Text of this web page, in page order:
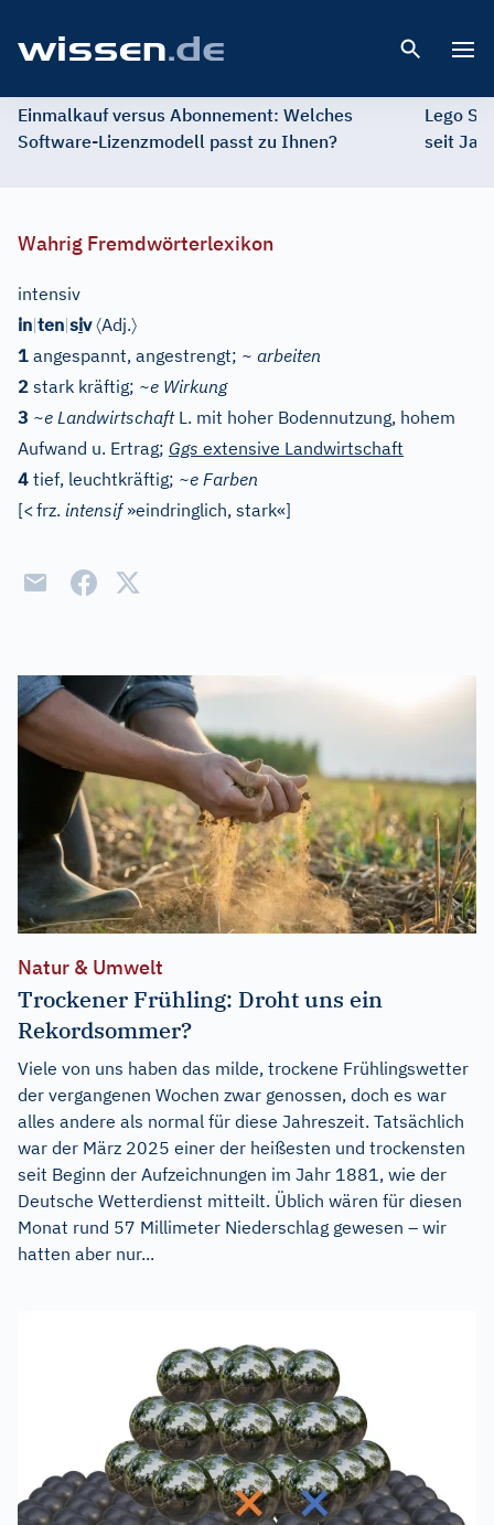
Einmalkauf versus Abonnement: Welches
Software-Lizenzmodell passt zu Ihnen?
Lego
seit
Wahrig Fremdwörterlexikon
intensiv
in|ten|siv 〈Adj.〉
1 angespannt, angestrengt; ~ arbeiten
2 stark kräftig; ~e Wirkung
3 ~e LandwirtschaftL. mit hoher Bodennutzung, hohem
Aufwand u. Ertrag; Ggs extensive Landwirtschaft
4 tief, leuchtkräftig; ~e Farben
[<frz. intensif»eindringlich, stark«]
Natur & Umwelt
Trockener Frühling: Droht uns ein
Rekordsommer?
Viele von uns haben das milde, trockene Frühlingswetter
der vergangenen Wochen zwar genossen, doch es war
alles andere als normal für diese Jahreszeit. Tatsächlich
war der März 2025 einer der heißesten und trockensten
seit Beginn der Aufzeichnungen im Jahr 1881, wie der
Deutsche Wetterdienst mitteilt. Üblich wären für diesen
Monat rund 57 Millimeter Niederschlag gewesen – wir
hatten aber nur...